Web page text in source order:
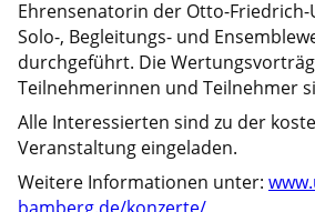
Ehrensenatorin der Otto-Friedrich-
Solo-, Begleitungs- und
durchgeführt. Die
Teilnehmerinnen und Teilnehmer
Alle Interessierten sind zu der
Veranstaltung eingeladen.
Weitere Informationen unter: